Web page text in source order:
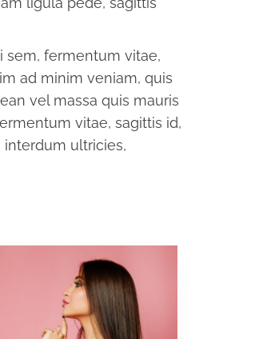
sem, fermentum vitae,
ad minim veniam, quis
vel massa quis mauris
vitae, sagittis id,
interdum ultricies,